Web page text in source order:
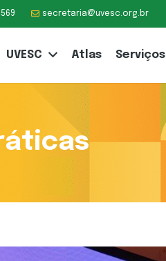
secretaria@uvesc.org.br
UVESC Atlas Serviços